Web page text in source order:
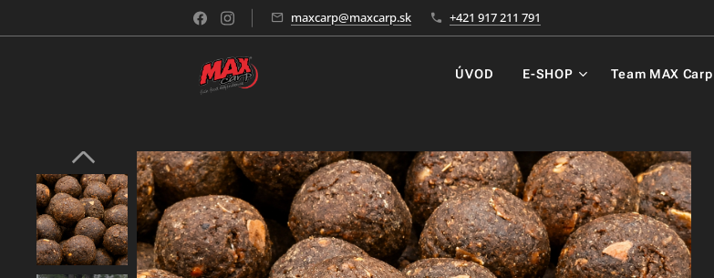
maxcarp@maxcarp.sk +421 917 211 791
ÚVOD E-SHOP Team MAX Carp